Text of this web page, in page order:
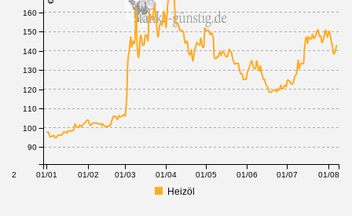
12 01/01 01/02 01/03 01/04 01/05 01/06 01/07 01/08
90
100
110
120
130
140
150
160
Heizöl